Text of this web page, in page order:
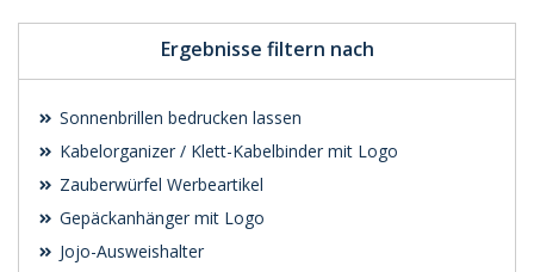
Ergebnisse filtern nach
Sonnenbrillen bedrucken lassen
Kabelorganizer / Klett-Kabelbinder mit Logo
Zauberwürfel Werbeartikel
Gepäckanhänger mit Logo
Jojo-Ausweishalter